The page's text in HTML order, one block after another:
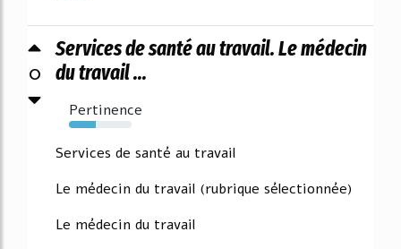
0
Services de santé au travail. Le médecin
du travail ...
Pertinence
43%
Services de santé au travail
Le médecin du travail (rubrique sélectionnée)
Le médecin du travail